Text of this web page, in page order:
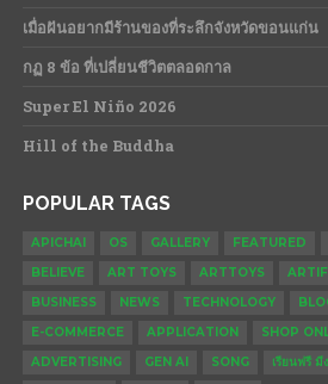
เมื่อฝันอยากมีร้านของที่ระลึกจังหวัดขอนแก่น
กฏ 8 ข้อ ที่เปลี่ยนชีวิตตลอดกาล
Super El Niño 2026
Hill of the Buddha
POPULAR TAGS
APICHAI OS GALLERY FEATURED
BELIEVE
ART TOYS ARTTOYS
BUSINESS
NEWS TECHNOLOGY
E-COMMERCE
APPLICATION SHOP
ADVERTISING
GEN AI SONG เรียนฟรี มี